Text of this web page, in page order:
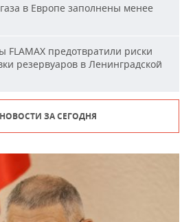
в Европе заполнены менее
FLAMAX предотвратили риски
резервуаров в Ленинградской
ЗА СЕГОДНЯ